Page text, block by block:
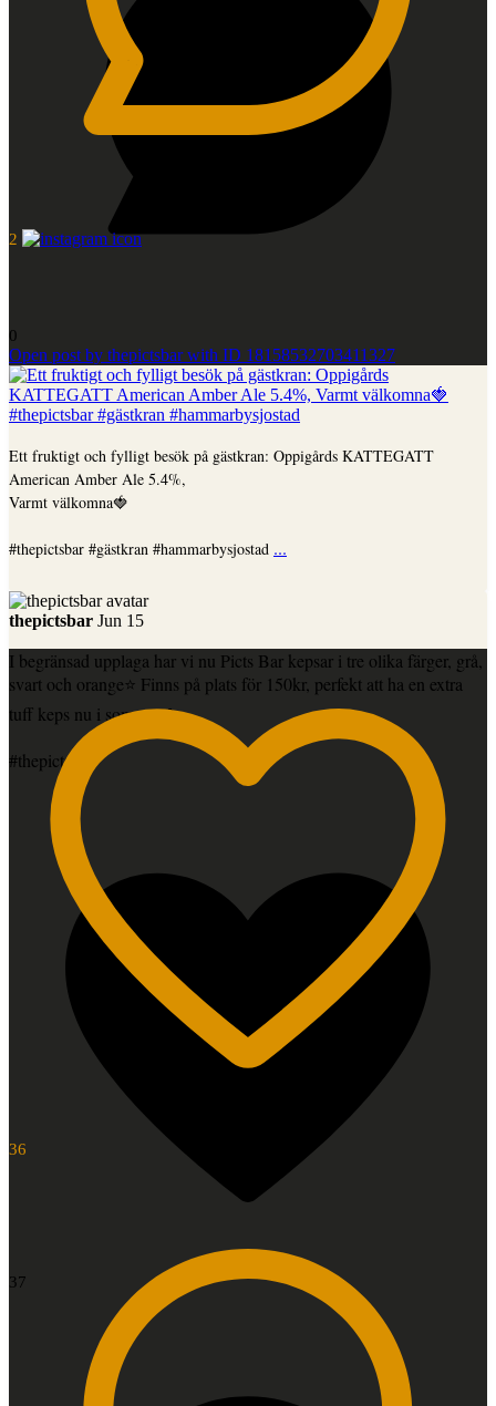
2
0
Open post by thepictsbar with ID 18158532703411327
Ett fruktigt och fylligt besök på gästkran: Oppigårds KATTEGATT
American Amber Ale 5.4%,
Varmt välkomna🍓
#thepictsbar #gästkran #hammarbysjostad ...
36
thepictsbar Jun 15
I begränsad upplaga har vi nu Picts Bar kepsar i tre olika färger, grå,
svart och orange⭐️ Finns på plats för 150kr, perfekt att ha en extra
tuff keps nu i sommar🍻
#thepictsbar
37